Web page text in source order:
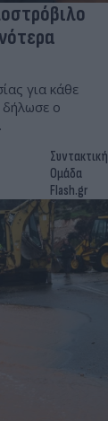
για κάθε
δήλωσε ο
Συντακτική
Ομάδα
Flash.gr